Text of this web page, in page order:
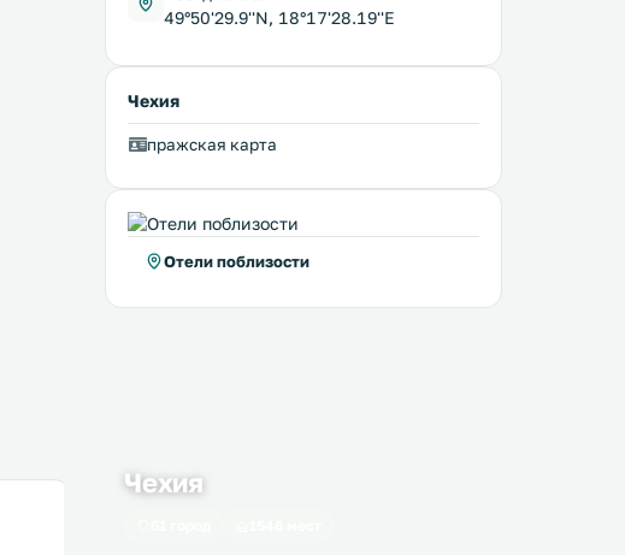
49°50'29.9''N, 18°17'28.19''E
Чехия
пражская карта
Отели поблизости
Чехия